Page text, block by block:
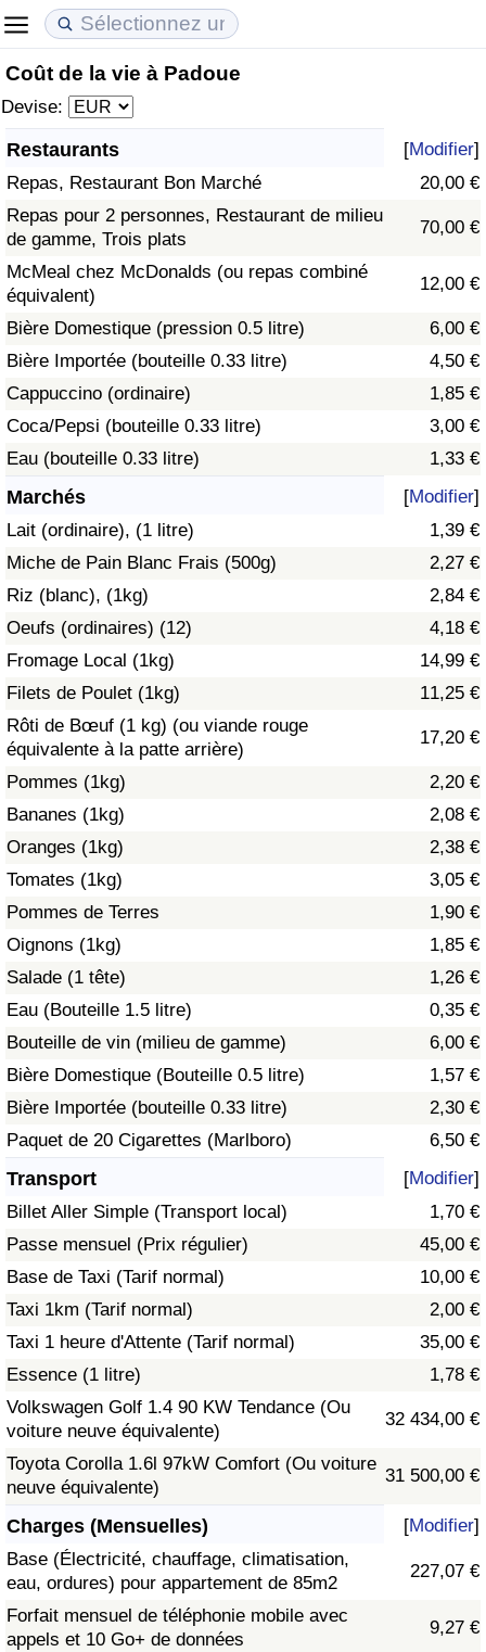
Coût de la vie à Padoue
Devise:
Restaurants [Modifier]
Repas, Restaurant Bon Marché
20,00 €
Repas pour 2 personnes, Restaurant de milieu
de gamme, Trois plats
70,00 €
McMeal chez McDonalds (ou repas combiné
équivalent)
12,00 €
Bière Domestique (pression 0.5 litre)
6,00 €
Bière Importée (bouteille 0.33 litre)
4,50 €
Cappuccino (ordinaire)
1,85 €
Coca/Pepsi (bouteille 0.33 litre)
3,00 €
Eau (bouteille 0.33 litre)
1,33 €
Marchés [Modifier]
Lait (ordinaire), (1 litre)
1,39 €
Miche de Pain Blanc Frais (500g)
2,27 €
Riz (blanc), (1kg)
2,84 €
Oeufs (ordinaires) (12)
4,18 €
Fromage Local (1kg)
14,99 €
Filets de Poulet (1kg)
11,25 €
Rôti de Bœuf (1 kg) (ou viande rouge
équivalente à la patte arrière)
17,20 €
Pommes (1kg)
2,20 €
Bananes (1kg)
2,08 €
Oranges (1kg)
2,38 €
Tomates (1kg)
3,05 €
Pommes de Terres
1,90 €
Oignons (1kg)
1,85 €
Salade (1 tête)
1,26 €
Eau (Bouteille 1.5 litre)
0,35 €
Bouteille de vin (milieu de gamme)
6,00 €
Bière Domestique (Bouteille 0.5 litre)
1,57 €
Bière Importée (bouteille 0.33 litre)
2,30 €
Paquet de 20 Cigarettes (Marlboro)
6,50 €
Transport [Modifier]
Billet Aller Simple (Transport local)
1,70 €
Passe mensuel (Prix régulier)
45,00 €
Base de Taxi (Tarif normal)
10,00 €
Taxi 1km (Tarif normal)
2,00 €
Taxi 1 heure d'Attente (Tarif normal)
35,00 €
Essence (1 litre)
1,78 €
Volkswagen Golf 1.4 90 KW Tendance (Ou
voiture neuve équivalente)
32 434,00 €
Toyota Corolla 1.6l 97kW Comfort (Ou voiture
neuve équivalente)
31 500,00 €
Charges (Mensuelles) [Modifier]
Base (Électricité, chauffage, climatisation,
eau, ordures) pour appartement de 85m2
227,07 €
Forfait mensuel de téléphonie mobile avec
appels et 10 Go+ de données
9,27 €
Coût de la vie
Indice du Coût de la Vie
Indice du coût de la vie par pays
à Akaba
Prix de l'immobilier
Indice des Prix de l'immobilier
Indice des Prix de l'immobilier par Pays
Qualité de Vie
Indice de Qualité de Vie (Actuel)
Indice de qualité de vie par pays
Criminalité
Indice de Criminalité (Actuel)
Indice de Criminalité
Indice de criminalité par pays
Soins de santé
Indice des soins de santé (Actuel)
Indice des soins de santé
Indice des soins de santé par Pays
Pollution
Indice de pollution
Indice de Pollution par Pays
Trafic
Indice de Trafic
Indice de Trafic (Actuel)
Indice de Trafic par Pays